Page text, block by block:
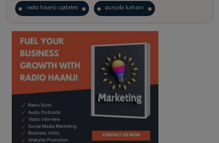
radio haanji updates punjabi kahani
kitaab kahani punjabi story